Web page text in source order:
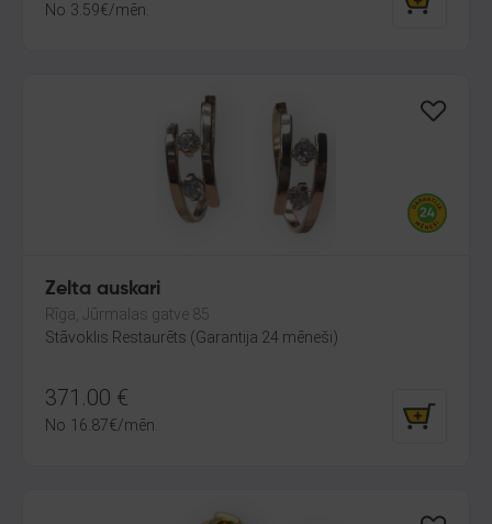
No 3.59€/mēn.
Zelta auskari
Rīga, Jūrmalas gatve 85
Stāvoklis Restaurēts (Garantija 24 mēneši)
371.00 €
No 16.87€/mēn.